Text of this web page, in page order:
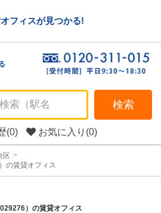
フィスが見つかる!
検索
(0) お気に入り (0)
区
の賃貸オフィス
）の賃貸オフィス